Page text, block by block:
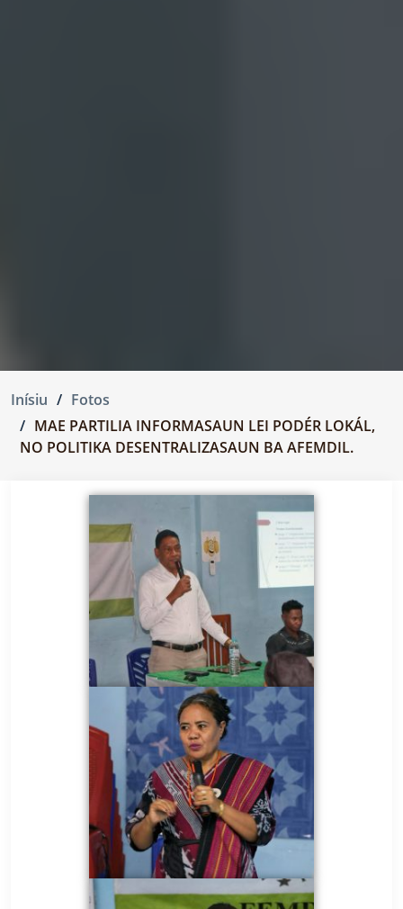
Inísiu
Fotos
MAE PARTILIA INFORMASAUN LEI PODÉR LOKÁL,
NO POLITIKA DESENTRALIZASAUN BA AFEMDIL.